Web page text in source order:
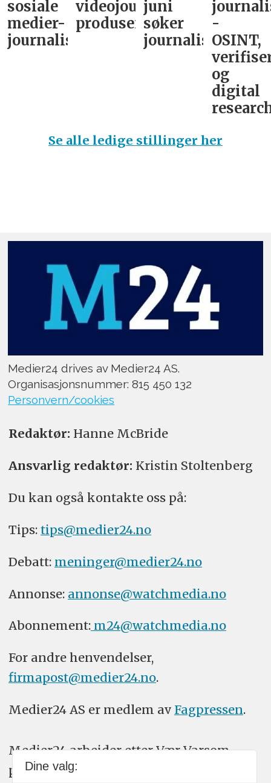
sosiale
medier-
journalist
videojournalist/podkast-
produsent
juni
søker
journalist
-
OSINT,
og
digital
Se alle ledige stillinger her
Medier24 drives av Medier24 AS.
Organisasjonsnummer: 815 450 132
Personvern/cookies
Redaktør: Hanne McBride
Ansvarlig redaktør: Kristin Stoltenberg
Du kan også kontakte oss på:
Tips: tips@medier24.no
Debatt: meninger@medier24.no
Annonse: annonse@watchmedia.no
Abonnement:m24@watchmedia.no
For andre henvendelser,
firmapost@medier24.no.
Medier24 AS er medlem av Fagpressen.
Medier24 arbeider etter Vær Varsom-
plakatens regler for god presseskikk.
Dine valg: